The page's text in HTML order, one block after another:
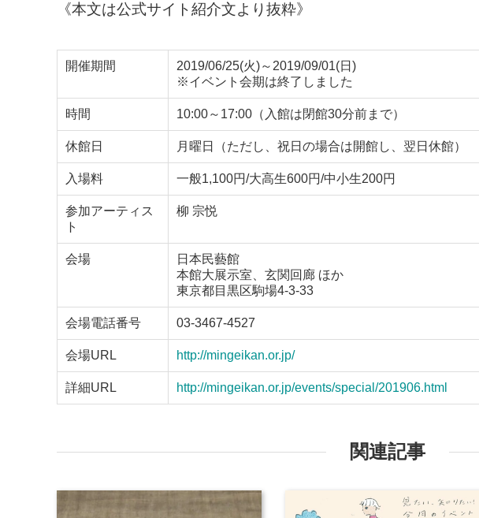
《本文は公式サイト紹介文より抜粋》
開催期間
2019/06/25(火)～2019/09/01(日)
※イベント会期は終了しました
時間 10:00～17:00（入館は閉館30分前まで）
休館日 月曜日（ただし、祝日の場合は開館し、翌日休館）
入場料 一般1,100円/大高生600円/中小生200円
参加アーティス
ト
柳 宗悦
会場
日本民藝館
本館大展示室、玄関回廊 ほか
東京都目黒区駒場4-3-33
会場電話番号 03-3467-4527
会場URL http://mingeikan.or.jp/
詳細URL http://mingeikan.or.jp/events/special/201906.html
関連記事